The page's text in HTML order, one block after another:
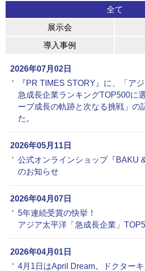
全て
展示会
導入事例
2026年07月02日
『PR TIMES STORY』に、「ア
急成長企業ランキングTOP500に
ーブ成長の軌跡と次なる挑戦」の
た。
2026年05月11日
公式オンラインショップ『BAKU
のお知らせ
2026年04月07日
5年連続受賞の快挙！
アジア太平洋「急成長企業」
2026年04月01日
4月1日はApril Dream。ドクター